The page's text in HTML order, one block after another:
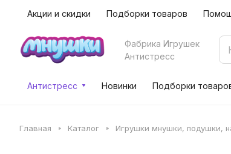
Акции и скидки Подборки товаров
Фабрика Игрушек
Антистресс
Антистресс Новинки Подборки
Главная Каталог Игрушки мнушки, подушки,